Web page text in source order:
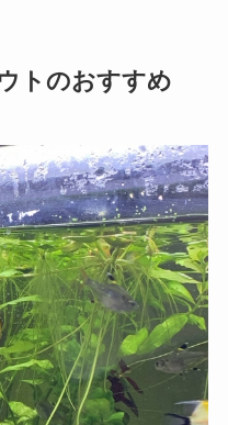
トのおすすめ